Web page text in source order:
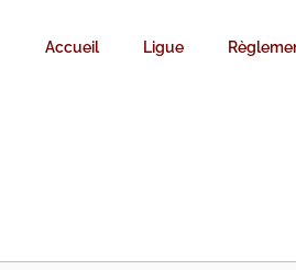
Accueil Ligue